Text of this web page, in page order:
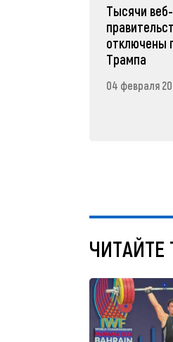
Тысячи
отключены
Трампа
04 февраля
ЧИТАЙТЕ